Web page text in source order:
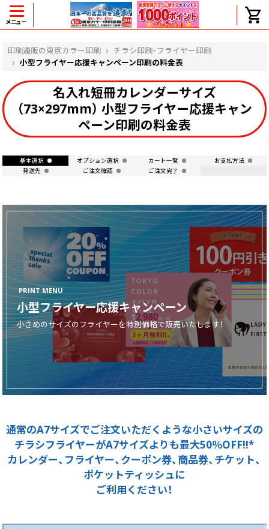
メニュー
印刷通販の東京カラー印刷
チラシ印刷・フライヤー印刷
小型フライヤー応援キャンペーン印刷の料金表
名入れ短冊カレンダーサイズ
（73×297mm） 小型フライヤー応援キャン
ペーン印刷の料金表
基本選択 オプション選択 カート一覧
お支払方法
発送先
ご注文確認 ご注文完了
PRINT MENU
小型フライヤー応援キャンペーン
小さめのサイズのフライヤーを特別価格で販売いたします！
通常のA7サイズでご注文いただくような小さいサイズの
チラシフライヤーがA7サイズよりも最大50％OFF!!*
カレンダー、フライヤー、クーポン券、商品券、チケット、
ポケットティッシュに
ご利用ください！
ヘルプ
よくある質問
入金・決済後、入金情報画面に反映されま
価格表にない部数の注文は可能ですか？
出荷からお届けまでの日数を教えてくださ
い。
すか？
領収書・納品書を発行は可能ですか？
初回特典の1000ポイントを使用するに
は？
見本と印刷データの比較はしてくれます
か？
画面表示操作
ユーザー登録ログイン
注文
入稿
データ
校正・印刷
梱包・包装
発送・配送
変更・キャンセル
折り加工